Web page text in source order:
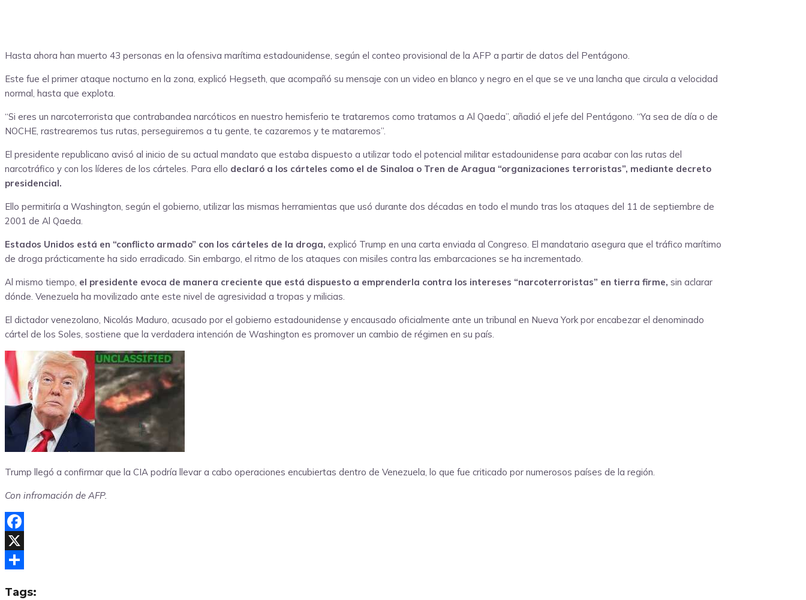
Hasta ahora han muerto 43 personas en la ofensiva marítima estadounidense, según el conteo provisional de la AFP a partir de datos del Pentágono.
Este fue el primer ataque nocturno en la zona, explicó Hegseth, que acompañó su mensaje con un video en blanco y negro en el que se ve una lancha que circula a velocidad
normal, hasta que explota.
“Si eres un narcoterrorista que contrabandea narcóticos en nuestro hemisferio te trataremos como tratamos a Al Qaeda”, añadió el jefe del Pentágono. “Ya sea de día o de
NOCHE, rastrearemos tus rutas, perseguiremos a tu gente, te cazaremos y te mataremos”.
El presidente republicano avisó al inicio de su actual mandato que estaba dispuesto a utilizar todo el potencial militar estadounidense para acabar con las rutas del
narcotráfico y con los líderes de los cárteles. Para ello declaró a los cárteles como el de Sinaloa o Tren de Aragua “organizaciones terroristas”, mediante decreto
presidencial.
Ello permitiría a Washington, según el gobierno, utilizar las mismas herramientas que usó durante dos décadas en todo el mundo tras los ataques del 11 de septiembre de
2001 de Al Qaeda.
Estados Unidos está en “conflicto armado” con los cárteles de la droga, explicó Trump en una carta enviada al Congreso. El mandatario asegura que el tráfico marítimo
de droga prácticamente ha sido erradicado. Sin embargo, el ritmo de los ataques con misiles contra las embarcaciones se ha incrementado.
Al mismo tiempo, el presidente evoca de manera creciente que está dispuesto a emprenderla contra los intereses “narcoterroristas” en tierra firme, sin aclarar
dónde. Venezuela ha movilizado ante este nivel de agresividad a tropas y milicias.
El dictador venezolano, Nicolás Maduro, acusado por el gobierno estadounidense y encausado oficialmente ante un tribunal en Nueva York por encabezar el denominado
cártel de los Soles, sostiene que la verdadera intención de Washington es promover un cambio de régimen en su país.
Trump llegó a confirmar que la CIA podría llevar a cabo operaciones encubiertas dentro de Venezuela, lo que fue criticado por numerosos países de la región.
Con infromación de AFP.
Facebook
X
Tags: